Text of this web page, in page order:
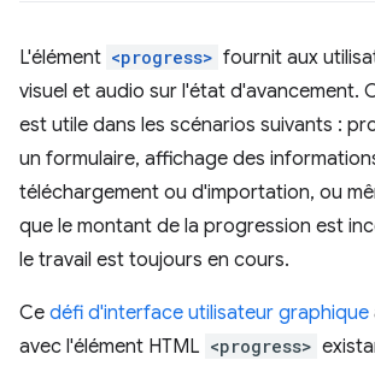
L'élément <progress> fournit aux
visuel et audio sur l'état d'avancement.
est utile dans les scénarios suivants :
un formulaire, affichage des
téléchargement ou d'importation, ou
que le montant de la progression est
le travail est toujours en cours.
Ce défi d'interface utilisateur graphique
avec l'élément HTML <progress>